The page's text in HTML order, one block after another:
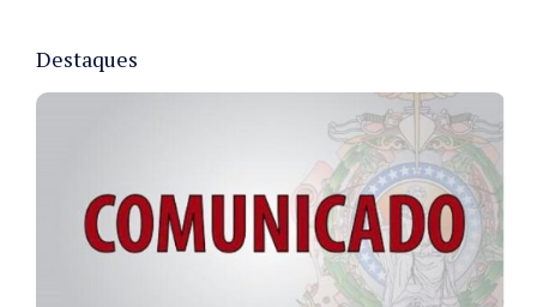
Destaques